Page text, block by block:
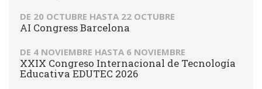
DE 20 OCTUBRE HASTA 22 OCTUBRE
AI Congress Barcelona
DE 4 NOVIEMBRE HASTA 6 NOVIEMBRE
XXIX Congreso Internacional de Tecnología
Educativa EDUTEC 2026